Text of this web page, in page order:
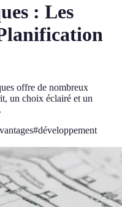
: Les
offre de nombreux
un choix éclairé et un
#développement